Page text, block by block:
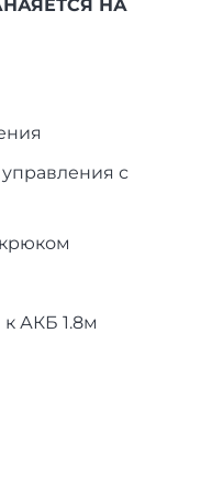
НА
с
АКБ 1.8м